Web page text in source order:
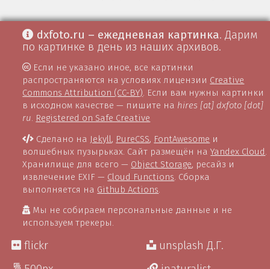
dxfoto.ru – ежедневная картинка. Дарим
по картинке в день из наших архивов.
Если не указано иное, все картинки
распространяются на условиях лицензии Creative
Commons Attribution (CC-BY). Если вам нужны картинки
в исходном качестве — пишите на hires [at] dxfoto [dot]
ru. Registered on Safe Creative
Сделано на Jekyll, PureCSS, FontAwesome и
волшебных пузырьках. Сайт размещён наYandex Cloud
Хранилище для всего — Object Storage, ресайз и
извлечение EXIF — Cloud Functions . Сборка
выполняется на Github Actions
Мы не собираем персональные данные и не
используем трекеры.
flickr
unsplash Д.Г.